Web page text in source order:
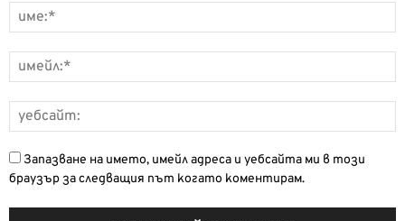
Запазване на името, имейл адреса и уебсайта ми в този
браузър за следващия път когато коментирам.